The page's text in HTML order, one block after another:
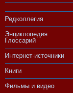
Редколлегия
Энциклопедия
Глоссарий
Интернет-источники
Книги
Фильмы и видео